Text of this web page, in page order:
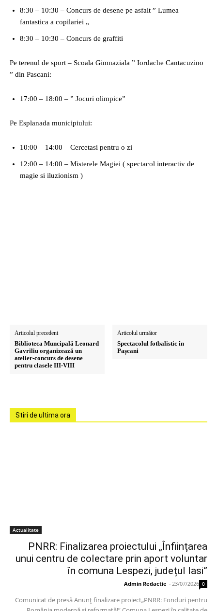
8:30 – 10:30 – Concurs de desene pe asfalt ” Lumea
fantastica a copilariei „
8:30 – 10:30 – Concurs de graffiti
Pe terenul de sport – Scoala Gimnaziala ” Iordache Cantacuzino
” din Pascani:
17:00 – 18:00 – ” Jocuri olimpice”
Pe Esplanada municipiului:
10:00 – 14:00 – Cercetasi pentru o zi
12:00 – 14:00 – Misterele Magiei ( spectacol interactiv de
magie si iluzionism )
Articolul precedent
Biblioteca Muncipală Leonard
Gavriliu organizează un
atelier-concurs de desene
pentru clasele III-VIII
Articolul următor
Spectacolul fotbalistic în
Pașcani
Stiri de ultima ora
Actualitate
PNRR: Finalizarea proiectului „Înființarea
unui centru de colectare prin aport voluntar
în comuna Lespezi, județul Iasi”
Admin Redactie - 23/07/2026 0
Comunicat de presă Anunț finalizare proiect„PNRR: Fonduri pentru